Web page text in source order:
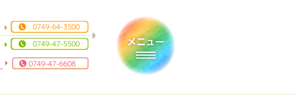
Toggle navigation
0749-64-3500
0749-47-5500
0749-47-6608